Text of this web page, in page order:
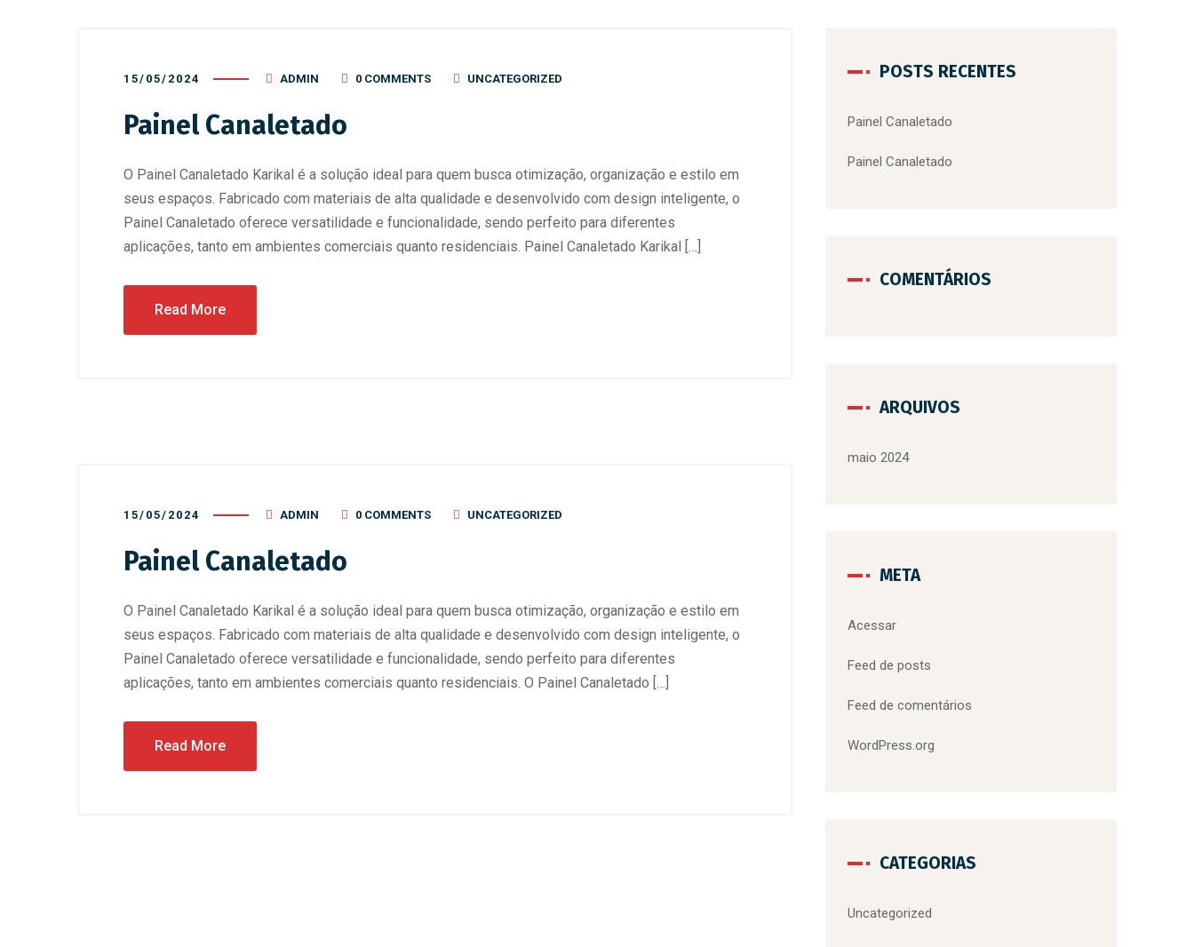
15/05/2024 ADMIN 0 COMMENTS UNCATEGORIZED
Painel Canaletado
O Painel Canaletado Karikal é a solução ideal para quem busca otimização, organização e estilo em
seus espaços. Fabricado com materiais de alta qualidade e desenvolvido com design inteligente, o
Painel Canaletado oferece versatilidade e funcionalidade, sendo perfeito para diferentes
aplicações, tanto em ambientes comerciais quanto residenciais. Painel Canaletado Karikal […]
Read More
15/05/2024 ADMIN 0 COMMENTS UNCATEGORIZED
Painel Canaletado
O Painel Canaletado Karikal é a solução ideal para quem busca otimização, organização e estilo em
seus espaços. Fabricado com materiais de alta qualidade e desenvolvido com design inteligente, o
Painel Canaletado oferece versatilidade e funcionalidade, sendo perfeito para diferentes
aplicações, tanto em ambientes comerciais quanto residenciais. O Painel Canaletado […]
Read More
POSTS RECENTES
Painel Canaletado
Painel Canaletado
COMENTÁRIOS
ARQUIVOS
maio 2024
META
Acessar
Feed de posts
Feed de comentários
WordPress.org
CATEGORIAS
Uncategorized